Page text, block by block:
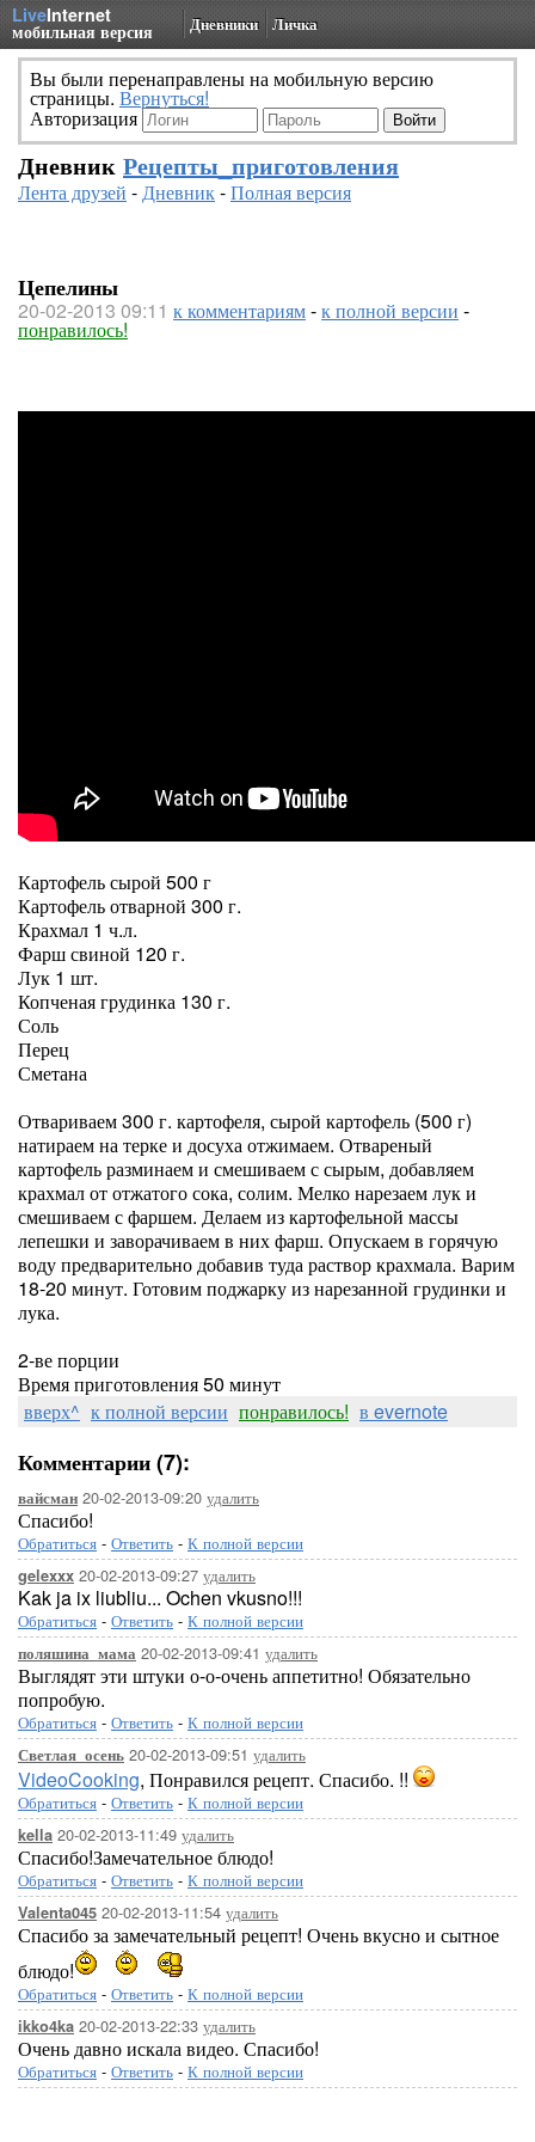
LiveInternet
мобильная версия Дневники Личка
Вы были перенаправлены на мобильную версию
страницы. Вернуться!
Авторизация
Дневник Рецепты_приготовления
Лента друзей -Дневник-Полная версия
Цепелины
20-02-2013 09:11 к комментариям-к полной версии -
понравилось!
Картофель сырой 500 г
Картофель отварной 300 г.
Крахмал 1 ч.л.
Фарш свиной 120 г.
Лук 1 шт.
Копченая грудинка 130 г.
Соль
Перец
Сметана
Отвариваем 300 г. картофеля, сырой картофель (500 г)
натираем на терке и досуха отжимаем. Отвареный
картофель разминаем и смешиваем с сырым, добавляем
крахмал от отжатого сока, солим. Мелко нарезаем лук и
смешиваем с фаршем. Делаем из картофельной массы
лепешки и заворачиваем в них фарш. Опускаем в горячую
воду предварительно добавив туда раствор крахмала. Варим
18-20 минут. Готовим поджарку из нарезанной грудинки и
лука.
2-ве порции
Время приготовления 50 минут
вверх^ к полной версии понравилось! в evernote
Комментарии (7):
вайсман 20-02-2013-09:20 удалить
Спасибо!
Обратиться - Ответить - К полной версии
gelexxx 20-02-2013-09:27 удалить
Kak ja ix liubliu... Ochen vkusno!!!
Обратиться - Ответить - К полной версии
поляшина_мама 20-02-2013-09:41 удалить
Выглядят эти штуки о-о-очень аппетитно! Обязательно
попробую.
Обратиться - Ответить - К полной версии
Светлая_осень 20-02-2013-09:51 удалить
VideoCooking, Понравился рецепт. Спасибо. !!
Обратиться - Ответить - К полной версии
kella 20-02-2013-11:49 удалить
Спасибо!Замечательное блюдо!
Обратиться - Ответить - К полной версии
Valenta045 20-02-2013-11:54 удалить
Спасибо за замечательный рецепт! Очень вкусно и сытное
блюдо!
Обратиться - Ответить - К полной версии
ikko4ka 20-02-2013-22:33 удалить
Очень давно искала видео. Спасибо!
Обратиться - Ответить - К полной версии